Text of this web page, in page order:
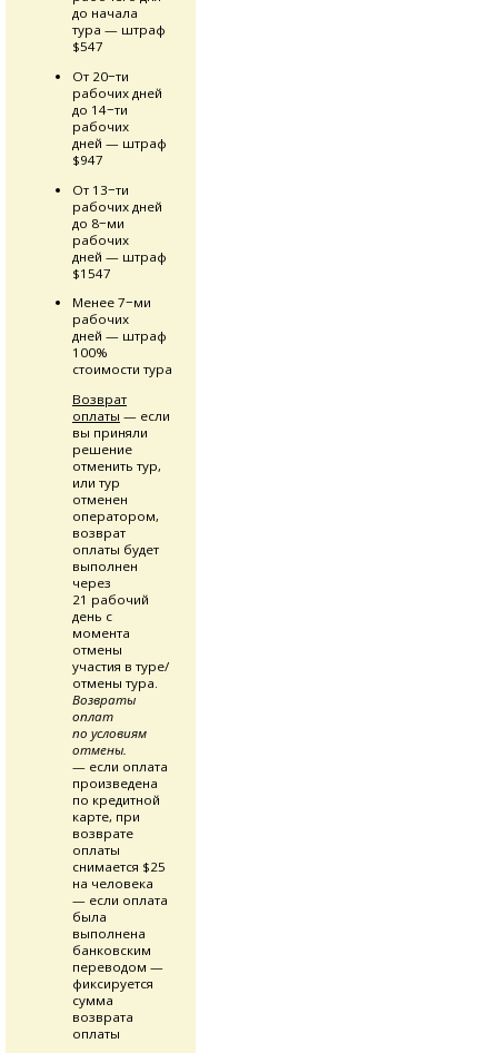
до начала
тура — штраф
$547
От 20−ти
рабочих дней
до 14−ти
рабочих
дней — штраф
$947
От 13−ти
рабочих дней
до 8−ми
рабочих
дней — штраф
$1547
Менее 7−ми
рабочих
дней — штраф
100%
стоимости тура
Возврат
оплаты — если
вы приняли
решение
отменить тур,
или тур
отменен
оператором,
возврат
оплаты будет
выполнен
через
21 рабочий
день с
момента
отмены
участия в туре/
отмены тура.
Возвраты
оплат
по условиям
отмены.
— если оплата
произведена
по кредитной
карте, при
возврате
оплаты
снимается $25
на человека
— если оплата
была
выполнена
банковским
переводом —
фиксируется
сумма
возврата
оплаты